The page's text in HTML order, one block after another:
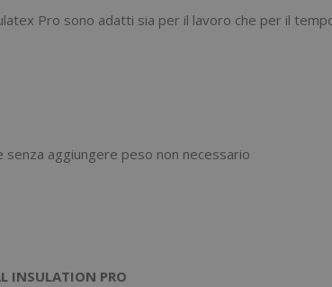
Pro sono adatti sia per il lavoro che per il
aggiungere peso non necessario
INSULATION PRO